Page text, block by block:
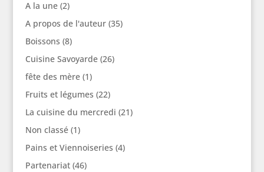
A la une(2)
A propos de l'auteur(35)
Boissons (8)
Cuisine Savoyarde(26)
fête des mère(1)
Fruits et légumes (22)
La cuisine du mercredi (21)
Non classé(1)
Pains et Viennoiseries (4)
Partenariat(46)